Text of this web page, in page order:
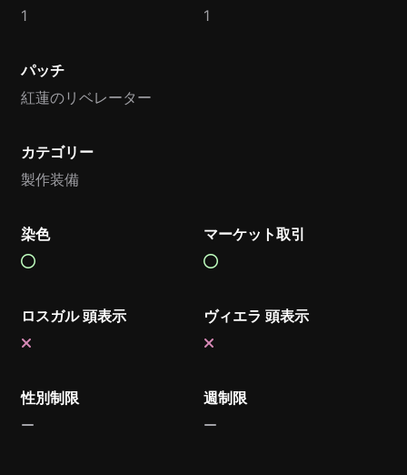
1 1
パッチ
紅蓮のリベレーター
カテゴリー
製作装備
染色 マーケット取引
ロスガル 頭表示 ヴィエラ 頭表示
性別制限 週制限